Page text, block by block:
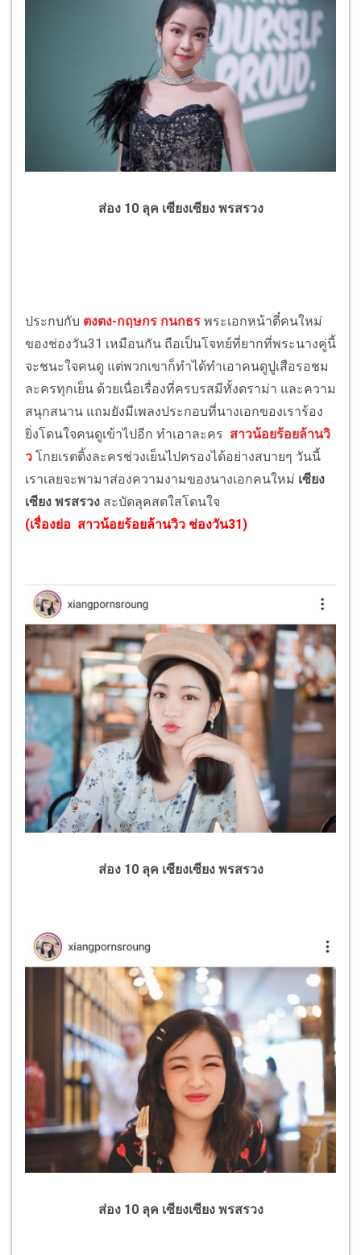
ส่อง 10 ลุค เซียงเซียง พรสรวง
ประกบกับ ตงตง-กฤษกร กนกธร พระเอกหน้าตี๋คนใหม่
ของช่องวัน31 เหมือนกัน ถือเป็นโจทย์ที่ยากที่พระนางคู่นี้
จะชนะใจคนดู แต่พวกเขาก็ทำได้ทำเอาคนดูปูเสือรอชม
ละครทุกเย็น ด้วยเนื่อเรื่องที่ครบรสมีทั้งดราม่า และความ
สนุกสนาน แถมยังมีเพลงประกอบที่นางเอกของเราร้อง
ยิ่งโดนใจคนดูเข้าไปอีก ทำเอาละคร สาวน้อยร้อยล้านวิ
ว โกยเรตติ้งละครช่วงเย็นไปครองได้อย่างสบายๆ วันนี้
เราเลยจะพามาส่องความงามของนางเอกคนใหม่ เซียง
เซียง พรสรวง สะบัดลุคสดใสโดนใจ
(เรื่องย่อ สาวน้อยร้อยล้านวิว ช่องวัน31)
ส่อง 10 ลุค เซียงเซียง พรสรวง
ส่อง 10 ลุค เซียงเซียง พรสรวง